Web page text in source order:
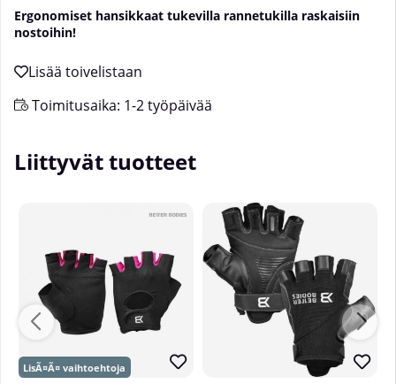
Ergonomiset hansikkaat tukevilla rannetukilla raskaisiin
nostoihin!
Toimitusaika: 1-2 työpäivää
Liittyvät tuotteet